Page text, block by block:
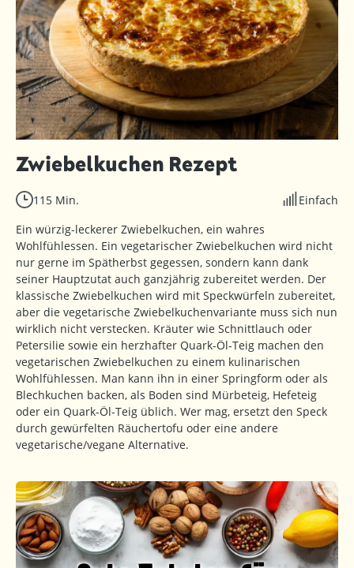
Zwiebelkuchen Rezept
115 Min.
Einfach
Ein würzig-leckerer Zwiebelkuchen, ein wahres
Wohlfühlessen. Ein vegetarischer Zwiebelkuchen wird nicht
nur gerne im Spätherbst gegessen, sondern kann dank
seiner Hauptzutat auch ganzjährig zubereitet werden. Der
klassische Zwiebelkuchen wird mit Speckwürfeln zubereitet,
aber die vegetarische Zwiebelkuchenvariante muss sich nun
wirklich nicht verstecken. Kräuter wie Schnittlauch oder
Petersilie sowie ein herzhafter Quark-Öl-Teig machen den
vegetarischen Zwiebelkuchen zu einem kulinarischen
Wohlfühlessen. Man kann ihn in einer Springform oder als
Blechkuchen backen, als Boden sind Mürbeteig, Hefeteig
oder ein Quark-Öl-Teig üblich. Wer mag, ersetzt den Speck
durch gewürfelten Räuchertofu oder eine andere
vegetarische/vegane Alternative.